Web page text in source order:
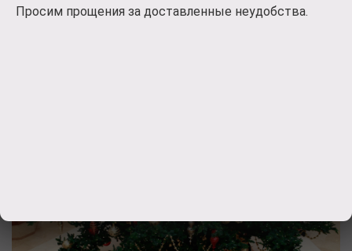
Просим прощения за доставленные неудобства.